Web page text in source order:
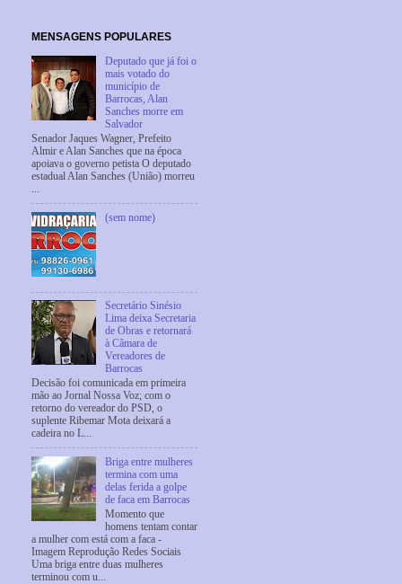
MENSAGENS POPULARES
Deputado que já foi o
mais votado do
município de
Barrocas, Alan
Sanches morre em
Salvador
Senador Jaques Wagner, Prefeito
Almir e Alan Sanches que na época
apoiava o governo petista O deputado
estadual Alan Sanches (União) morreu
...
(sem nome)
Secretário Sinésio
Lima deixa Secretaria
de Obras e retornará
à Câmara de
Vereadores de
Barrocas
Decisão foi comunicada em primeira
mão ao Jornal Nossa Voz; com o
retorno do vereador do PSD, o
suplente Ribemar Mota deixará a
cadeira no L...
Briga entre mulheres
termina com uma
delas ferida a golpe
de faca em Barrocas
Momento que
homens tentam contar
a mulher com está com a faca -
Imagem Reprodução Redes Sociais
Uma briga entre duas mulheres
terminou com u...